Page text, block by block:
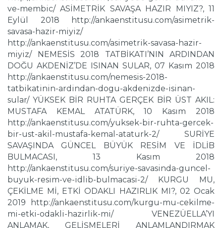
ve-membic/ ASİMETRİK SAVAŞA HAZIR MIYIZ?, 11
Eylül 2018 http://ankaenstitusu.com/asimetrik-
savasa-hazir-miyiz/
http://ankaenstitusu.com/asimetrik-savasa-hazir-
miyiz/ NEMESİS 2018 TATBİKATI’NIN ARDINDAN
DOĞU AKDENİZ’DE ISINAN SULAR, 07 Kasım 2018
http://ankaenstitusu.com/nemesis-2018-
tatbikatinin-ardindan-dogu-akdenizde-isinan-
sular/ YÜKSEK BİR RUHTA GERÇEK BİR ÜST AKIL:
MUSTAFA KEMAL ATATÜRK, 10 Kasım 2018
http://ankaenstitusu.com/yuksek-bir-ruhta-gercek-
bir-ust-akil-mustafa-kemal-ataturk-2/ SURİYE
SAVAŞINDA GÜNCEL BÜYÜK RESİM VE İDLİB
BULMACASI, 13 Kasım 2018
http://ankaenstitusu.com/suriye-savasinda-guncel-
buyuk-resim-ve-idlib-bulmacasi-2/ KURGU MU,
ÇEKİLME Mİ, ETKİ ODAKLI HAZIRLIK MI?, 02 Ocak
2019 http://ankaenstitusu.com/kurgu-mu-cekilme-
mi-etki-odakli-hazirlik-mi/ VENEZÜELLA’YI
ANLAMAK, GELİŞMELERİ ANLAMLANDIRMAK